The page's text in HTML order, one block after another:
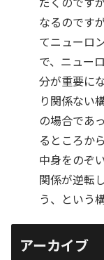
なるのです
てニューロ
で、ニュー
分が重要に
り関係ない
の場合であ
るところか
中身をのぞ
関係が逆転
う、という
アーカイブ